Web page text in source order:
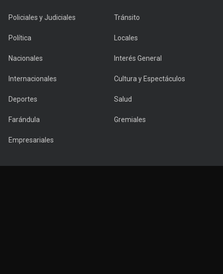
Policiales y Judiciales Tránsito
Política Locales
Nacionales Interés General
Internacionales Cultura y Espectáculos
Deportes Salud
Farándula Gremiales
Empresariales